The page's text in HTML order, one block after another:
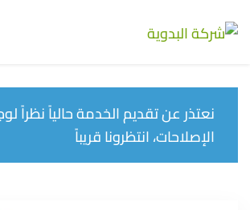
نعتذر عن تقديم الخدمة حالياً نظراً
الإصلاحات، انتظرونا قريباً